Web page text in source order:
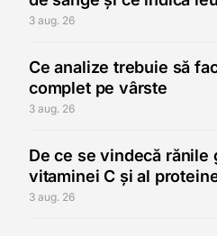
3 aug. 26
Ce analize trebuie să
complet pe vârste
3 aug. 26
De ce se vindecă rănile
vitaminei C și al
3 aug. 26